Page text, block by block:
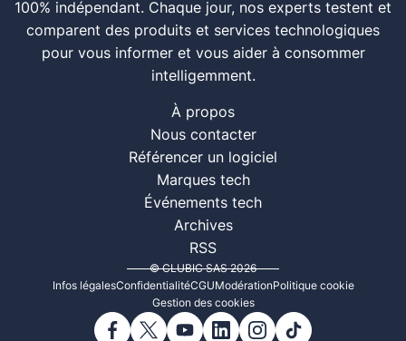
100% indépendant. Chaque jour, nos experts testent et
comparent des produits et services technologiques
pour vous informer et vous aider à consommer
intelligemment.
À propos
Nous contacter
Référencer un logiciel
Marques tech
Événements tech
Archives
RSS
© CLUBIC SAS 2026
Infos légalesConfidentialitéCGUModérationPolitique cookie
Gestion des cookies